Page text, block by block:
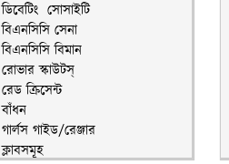
ডিবেটিং সোসাইটি
বিএনসিসি সেনা
বিএনসিসি বিমান
রোভার স্কাউটস্
রেড ক্রিসেন্ট
বাঁধন
গার্লস গাইড/রেঞ্জার
ক্লাবসমূহ